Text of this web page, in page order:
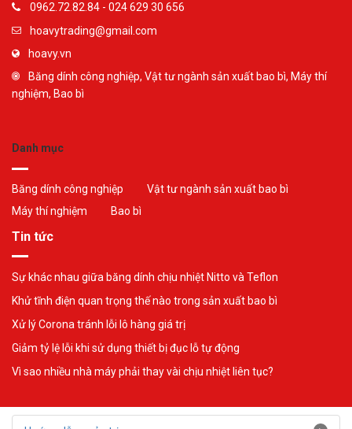
0962.72.82.84 - 024 629 30 656
hoavytrading@gmail.com
hoavy.vn
Băng dính công nghiệp, Vật tư ngành sản xuất bao bì, Máy thí
nghiệm, Bao bì
Danh mục
Băng dính công nghiệp
Vật tư ngành sản xuất bao bì
Máy thí nghiệm
Bao bì
Tin tức
Sự khác nhau giữa băng dính chịu nhiệt Nitto và Teflon
Khử tĩnh điện quan trọng thế nào trong sản xuất bao bì
Xử lý Corona tránh lỗi lô hàng giá trị
Giảm tỷ lệ lỗi khi sử dụng thiết bị đục lỗ tự động
Vì sao nhiều nhà máy phải thay vài chịu nhiệt liên tục?